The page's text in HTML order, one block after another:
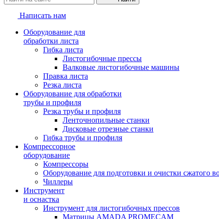
Написать нам
Оборудование для
обработки листа
Гибка листа
Листогибочные прессы
Валковые листогибочные машины
Правка листа
Резка листа
Оборудование для обработки
трубы и профиля
Резка трубы и профиля
Ленточнопильные станки
Дисковые отрезные станки
Гибка трубы и профиля
Компрессорное
оборудование
Компрессоры
Оборудование для подготовки и очистки сжатого
Чиллеры
Инструмент
и оснастка
Инструмент для листогибочных прессов
Матрицы AMADA PROMECAM